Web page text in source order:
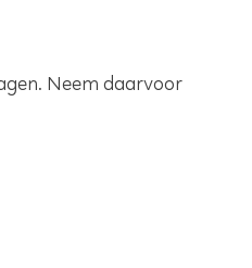
Neem daarvoor